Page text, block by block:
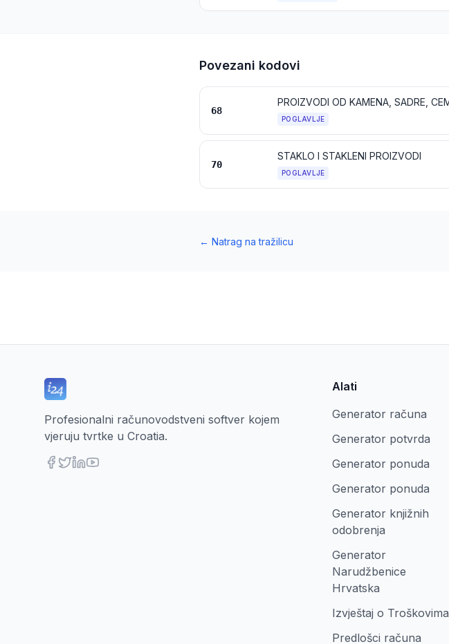
Povezani kodovi
68
POGLAVLJE
70
STAKLO I STAKLENI PROIZVODI
POGLAVLJE
← Natrag na tražilicu
Profesionalni računovodstveni softver kojem
vjeruju tvrtke u Croatia.
Alati
Generator računa
Generator potvrda
Generator ponuda
Generator ponuda
Generator knjižnih
odobrenja
Generator
Narudžbenice
Hrvatska
Izvještaj o Troškovima
Predlošci računa